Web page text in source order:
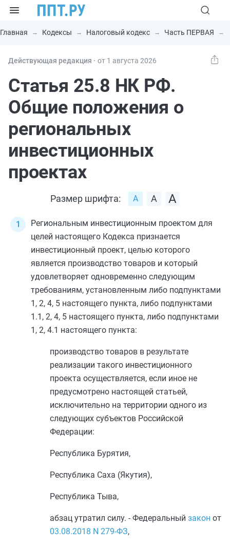
Главная Кодексы Налоговый кодекс Часть ПЕРВАЯ
Действующая редакция ⸱ от 1 августа 2026
Статья 25.8 НК РФ.
Общие положения о
региональных
инвестиционных
проектах
Размер шрифта:
Региональным инвестиционным проектом для
целей настоящего Кодекса признается
инвестиционный проект, целью которого
является производство товаров и который
удовлетворяет одновременно следующим
требованиям, установленным либо подпунктами
1 , 2, 4, 5 настоящего пункта, либо подпунктами
1.1 , 2, 4, 5 настоящего пункта, либо подпунктами
1 , 2, 4.1 настоящего пункта:
производство товаров в результате
реализации такого инвестиционного
проекта осуществляется, если иное не
предусмотрено настоящей статьей,
исключительно на территории одного из
следующих субъектов Российской
Федерации:
Республика Бурятия,
Республика Саха (Якутия),
Республика Тыва,
абзац утратил силу. - Федеральный закон от
03.08.2018 N 279-ФЗ,